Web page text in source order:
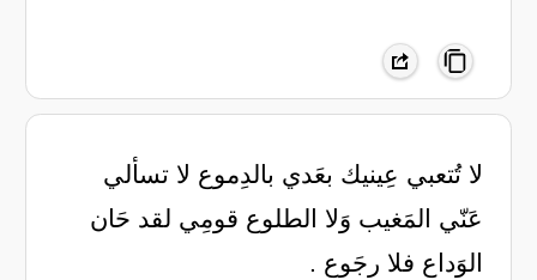
لا تُتعبي عِينيك بعَدي بالدِموع لا تسألي
عَنّي المَغيب وَلا الطلوع قومِي لقد حَان
الوَداع فلا رجَوع .